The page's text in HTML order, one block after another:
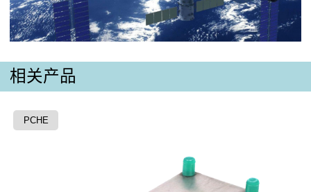
相关产品
PCHE